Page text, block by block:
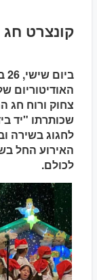
קונצרט חג
האודיטוריום
צחוק ורוח חג
שכותרתו "יד
לחגוג בשירה
לכולם.